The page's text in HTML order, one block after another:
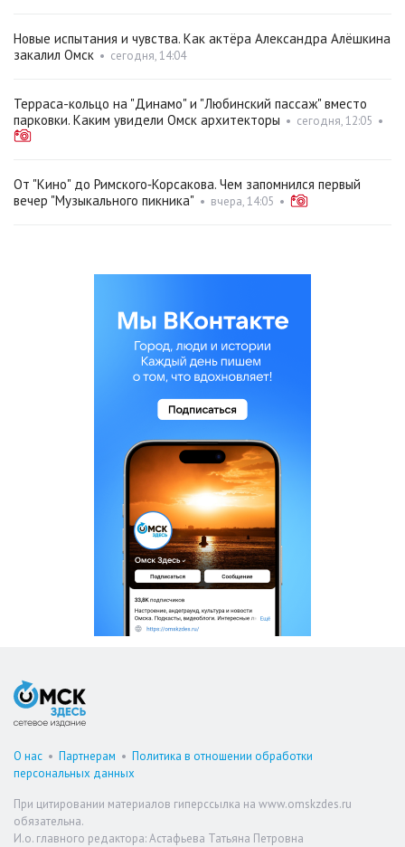
Новые испытания и чувства. Как актёра Александра Алёшкина
закалил Омск • сегодня, 14:04
Терраса-кольцо на "Динамо" и "Любинский пассаж" вместо
парковки. Каким увидели Омск архитекторы • сегодня, 12:05 •
От "Кино" до Римского‑Корсакова. Чем запомнился первый
вечер "Музыкального пикника" • вчера, 14:05 •
О нас • Партнерам • Политика в отношении обработки
персональных данных
При цитировании материалов гиперссылка на www.omskzdes.ru
обязательна.
И.о. главного редактора: Астафьева Татьяна Петровна